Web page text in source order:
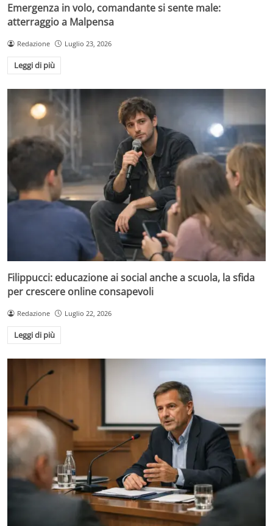
Emergenza in volo, comandante si sente male:
atterraggio a Malpensa
Redazione Luglio 23, 2026
Leggi di più
Filippucci: educazione ai social anche a scuola, la sfida
per crescere online consapevoli
Redazione Luglio 22, 2026
Leggi di più